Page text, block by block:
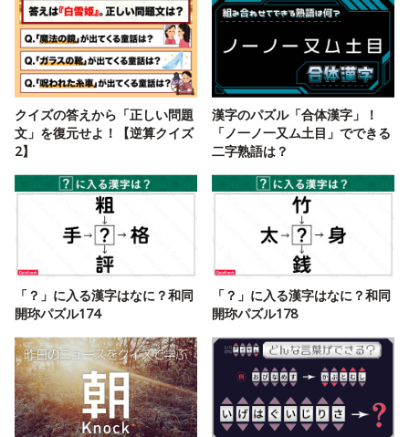
クイズの答えから「正しい問題
文」を復元せよ！【逆算クイズ
2】
漢字のパズル「合体漢字」！
「ノ一ノ一又ム土目」でできる
二字熟語は？
「？」に入る漢字はなに？和同
開珎パズル174
「？」に入る漢字はなに？和同
開珎パズル178